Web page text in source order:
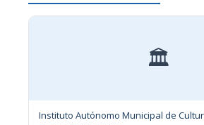
🏛
Instituto Autónomo Municipal de